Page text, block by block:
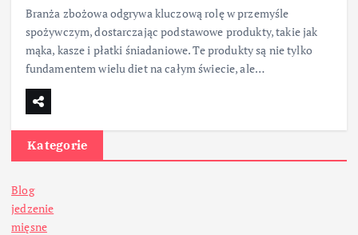
Branża zbożowa odgrywa kluczową rolę w przemyśle
spożywczym, dostarczając podstawowe produkty, takie jak
mąka, kasze i płatki śniadaniowe. Te produkty są nie tylko
fundamentem wielu diet na całym świecie, ale…
Kategorie
Blog
jedzenie
mięsne